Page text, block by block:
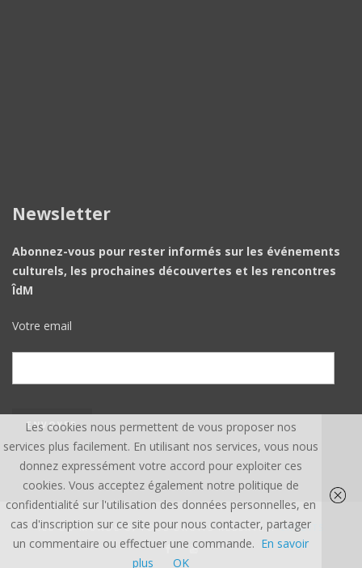
Newsletter
Abonnez-vous pour rester informés sur les événements
culturels, les prochaines découvertes et les rencontres
ÎdM
Votre email
ÎLE DU MONDE ©, TOUS DROITS RÉSERVÉS.CREDITS
Les cookies nous permettent de vous proposer nos
services plus facilement. En utilisant nos services, vous nous
donnez expressément votre accord pour exploiter ces
cookies. Vous acceptez également notre politique de
confidentialité sur l'utilisation des données personnelles, en
cas d'inscription sur ce site pour nous contacter, partager
un commentaire ou effectuer une commande. En savoir
plus
OK